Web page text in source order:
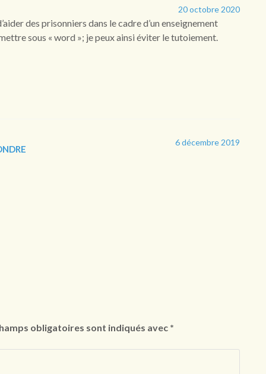
20 octobre 2020
des prisonniers dans le cadre d’un enseignement
sous « word »; je peux ainsi éviter le tutoiement.
6 décembre 2019
obligatoires sont indiqués avec *